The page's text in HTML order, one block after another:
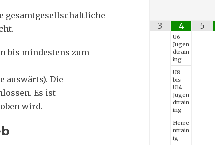
gesamtgesellschaftliche
bis mindestens zum
auswärts). Die
Es ist
wird.
3 4
U6
Jugen
dtrain
ing
U8
bis
U14
Jugen
dtrain
ing
Herre
ntrain
ig
5